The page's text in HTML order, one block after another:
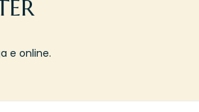
e online.